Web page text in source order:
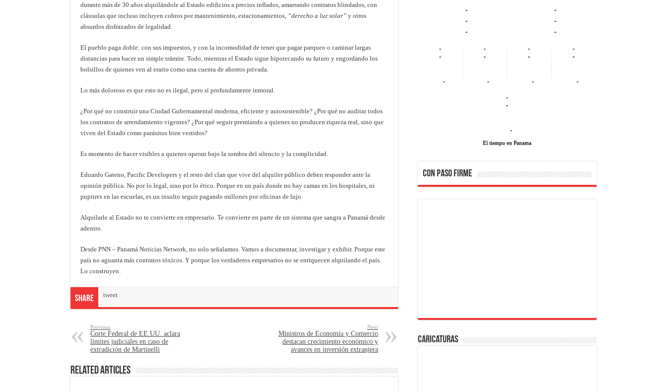
durante más de 30 años alquilándole al Estado edificios a precios inflados, amarrando contratos blindados, con
cláusulas que incluso incluyen cobros por mantenimiento, estacionamientos, “derecho a luz solar” y otros
absurdos disfrazados de legalidad.
El pueblo paga doble: con sus impuestos, y con la incomodidad de tener que pagar parqueo o caminar largas
distancias para hacer un simple trámite. Todo, mientras el Estado sigue hipotecando su futuro y engordando los
bolsillos de quienes ven al erario como una cuenta de ahorros privada.
Lo más doloroso es que esto no es ilegal, pero sí profundamente inmoral.
¿Por qué no construir una Ciudad Gubernamental moderna, eficiente y autosostenible? ¿Por qué no auditar todos
los contratos de arrendamiento vigentes? ¿Por qué seguir premiando a quienes no producen riqueza real, sino que
viven del Estado como parásitos bien vestidos?
Es momento de hacer visibles a quienes operan bajo la sombra del silencio y la complicidad.
Eduardo Gateno, Pacific Developers y el resto del clan que vive del alquiler público deben responder ante la
opinión pública. No por lo legal, sino por lo ético. Porque en un país donde no hay camas en los hospitales, ni
pupitres en las escuelas, es un insulto seguir pagando millones por oficinas de lujo.
Alquilarle al Estado no te convierte en empresario. Te convierte en parte de un sistema que sangra a Panamá desde
adentro.
Desde PNN – Panamá Noticias Network, no solo señalamos. Vamos a documentar, investigar y exhibir. Porque este
país no aguanta más contratos tóxicos. Y porque los verdaderos empresarios no se enriquecen alquilando el país.
Lo construyen.
Share tweet
Previous
Corte Federal de EE.UU. aclara
límites judiciales en caso de
extradición de Martinelli
Next
Ministros de Economía y Comercio
destacan crecimiento económico y
avances en inversión extranjera
Related Articles
-
-
-
-
-
-
-
-
-
-
-
-
-
-
-
-
-
-
-
-
-
El tiempo en Panama
CON PASO FIRME
Caricaturas